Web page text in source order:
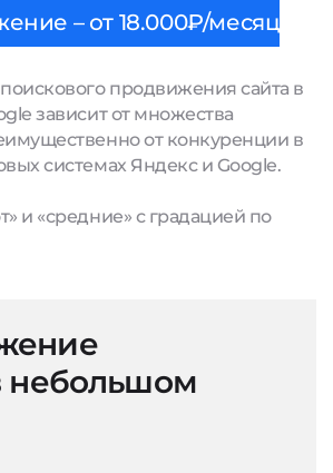
– от 18.000₽/месяц
поискового продвижения сайта в
зависит от множества
от конкуренции в
системах Яндекс и Google.
и «средние» с градацией по
небольшом